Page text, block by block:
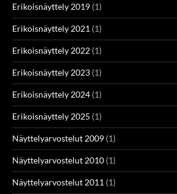
Erikoisnäyttely 2019 (1)
Erikoisnäyttely 2021 (1)
Erikoisnäyttely 2022 (1)
Erikoisnäyttely 2023 (1)
Erikoisnäyttely 2024 (1)
Erikoisnäyttely 2025 (1)
Näyttelyarvostelut 2009 (1)
Näyttelyarvostelut 2010 (1)
Näyttelyarvostelut 2011 (1)